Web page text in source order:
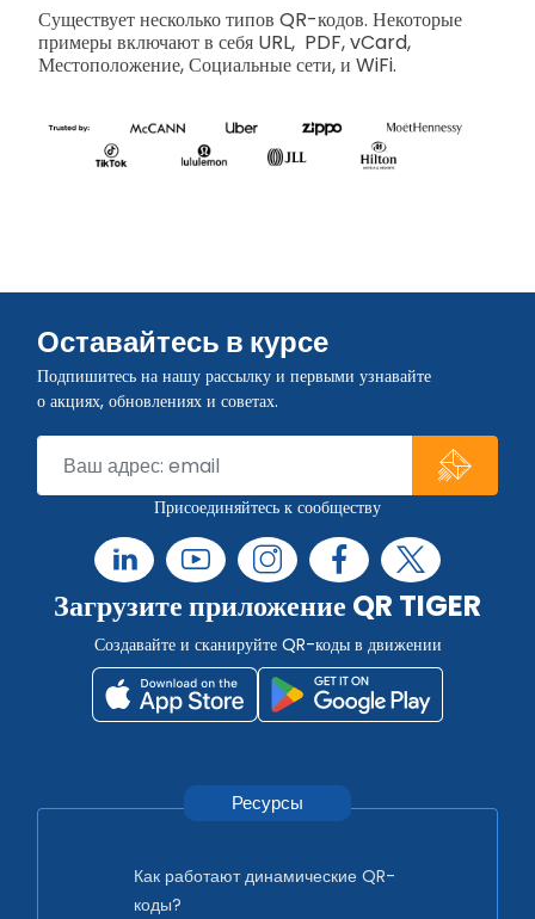
Существует несколько типов QR-кодов. Некоторые
примеры включают в себя URL, PDF, vCard,
Местоположение,Социальные сети, и WiFi.
Оставайтесь в курсе
Подпишитесь на нашу рассылку и первыми узнавайте
о акциях, обновлениях и советах.
Присоединяйтесь к сообществу
Загрузите приложение QR TIGER
Создавайте и сканируйте QR-коды в движении
Ресурсы
Как работают динамические QR-
коды?